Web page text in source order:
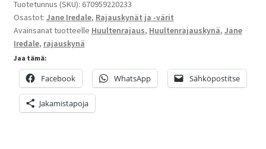
Tuotetunnus (SKU): 670959220233
Osastot: Jane Iredale, Rajauskynät ja -värit
Avainsanat tuotteelle Huultenrajaus, Huultenrajauskynä, Jane
Iredale, rajauskynä
Jaa tämä:
Facebook WhatsApp Sähköpostitse
Jakamistapoja